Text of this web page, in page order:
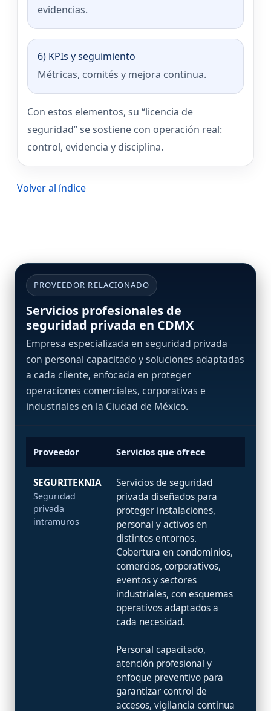
evidencias.
6) KPIs y seguimiento
Métricas, comités y mejora continua.
Con estos elementos, su “licencia de
seguridad” se sostiene con operación real:
control, evidencia y disciplina.
Volver al índice
PROVEEDOR RELACIONADO
Servicios profesionales de
seguridad privada en CDMX
Empresa especializada en seguridad privada
con personal capacitado y soluciones adaptadas
a cada cliente, enfocada en proteger
operaciones comerciales, corporativas e
industriales en la Ciudad de México.
Proveedor Servicios que ofrece
SEGURITEKNIA
Seguridad
privada
intramuros
Servicios de seguridad
privada diseñados para
proteger instalaciones,
personal y activos en
distintos entornos.
Cobertura en condominios,
comercios, corporativos,
eventos y sectores
industriales, con esquemas
operativos adaptados a
cada necesidad.
Personal capacitado,
atención profesional y
enfoque preventivo para
garantizar control de
accesos, vigilancia continua